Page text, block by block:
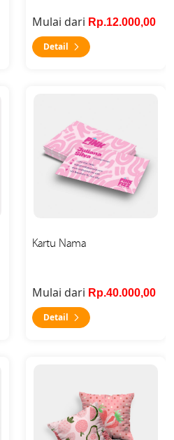
Mulai dari Rp.12.000,00
Detail
Kartu Nama
Mulai dari Rp.40.000,00
Detail